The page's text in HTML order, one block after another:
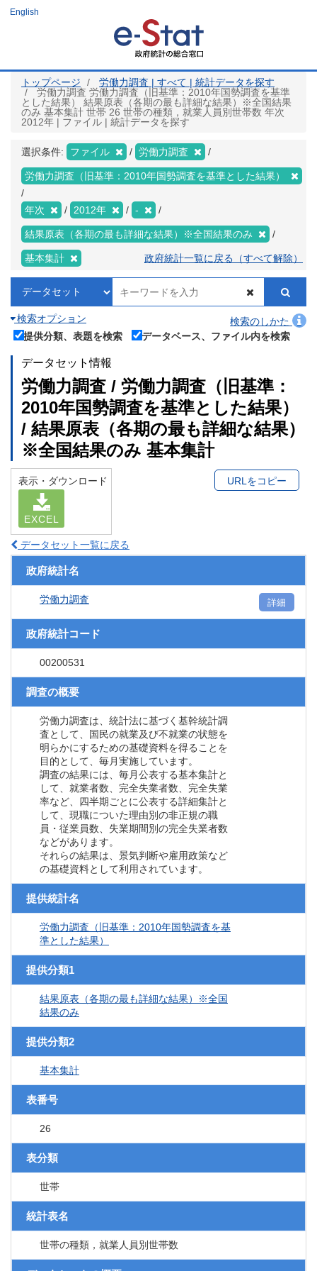
ツ
English
トップページ
労働力調査 | すべて | 統計データを探す
労働力調査 労働力調査（旧基準：2010年国勢調査を基準
とした結果） 結果原表（各期の最も詳細な結果）※全国結果
のみ 基本集計 世帯 26 世帯の種類，就業人員別世帯数 年次
2012年 | ファイル | 統計データを探す
選択条件: ファイル 労働力調査
労働力調査（旧基準：2010年国勢調査を基準とした結果）
年次 2012年 -
結果原表（各期の最も詳細な結果）※全国結果のみ
基本集計 政府統計一覧に戻る（すべて解除）
検索オプション
検索のしかた
提供分類、表題を検索
データベース、ファイル内を検索
データセット情報
労働力調査 / 労働力調査（旧基準：
2010年国勢調査を基準とした結果）
/ 結果原表（各期の最も詳細な結果）
※全国結果のみ 基本集計
表示・ダウンロード
EXCEL
URLをコピー
データセット一覧に戻る
政府統計名
労働力調査 詳細
政府統計コード
00200531
調査の概要
労働力調査は、統計法に基づく基幹統計調
査として、国民の就業及び不就業の状態を
明らかにするための基礎資料を得ることを
目的として、毎月実施しています。
調査の結果には、毎月公表する基本集計と
して、就業者数、完全失業者数、完全失業
率など、四半期ごとに公表する詳細集計と
して、現職についた理由別の非正規の職
員・従業員数、失業期間別の完全失業者数
などがあります。
それらの結果は、景気判断や雇用政策など
の基礎資料として利用されています。
提供統計名
労働力調査（旧基準：2010年国勢調査を基
準とした結果）
提供分類1
結果原表（各期の最も詳細な結果）※全国
結果のみ
提供分類2
基本集計
表番号
26
表分類
世帯
統計表名
世帯の種類，就業人員別世帯数